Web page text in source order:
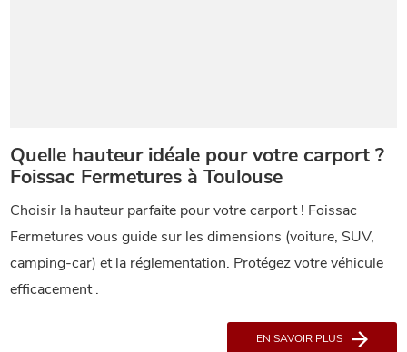
Quelle hauteur idéale pour votre carport ?
Foissac Fermetures à Toulouse
Choisir la hauteur parfaite pour votre carport ! Foissac
Fermetures vous guide sur les dimensions (voiture, SUV,
camping-car) et la réglementation. Protégez votre véhicule
efficacement .
EN SAVOIR PLUS